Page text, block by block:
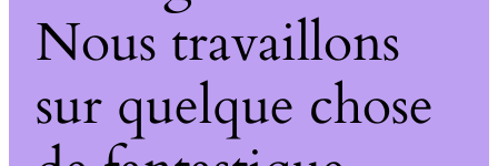
Nous travaillons
sur quelque chose